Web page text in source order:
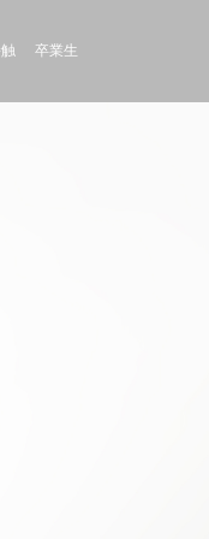
卒業生